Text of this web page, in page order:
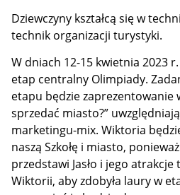
Dziewczyny kształcą się w
technik organizacji turystyki.
W dniach 12-15 kwietnia 2023
etap centralny Olimpiady.
etapu będzie zaprezentowanie
sprzedać miasto?”
marketingu-mix. Wiktoria
naszą Szkołę i miasto,
przedstawi Jasło i jego atrakcje
Wiktorii, aby zdobyła laury w